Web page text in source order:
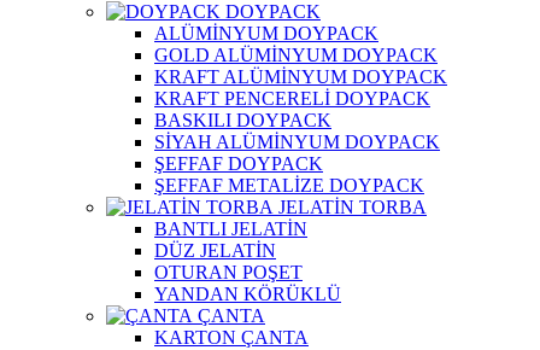
DOYPACK
ALÜMİNYUM DOYPACK
GOLD ALÜMİNYUM DOYPACK
KRAFT ALÜMİNYUM DOYPACK
KRAFT PENCERELİ DOYPACK
BASKILI DOYPACK
SİYAH ALÜMİNYUM DOYPACK
ŞEFFAF DOYPACK
ŞEFFAF METALİZE DOYPACK
JELATİN TORBA
BANTLI JELATİN
DÜZ JELATİN
OTURAN POŞET
YANDAN KÖRÜKLÜ
ÇANTA
KARTON ÇANTA